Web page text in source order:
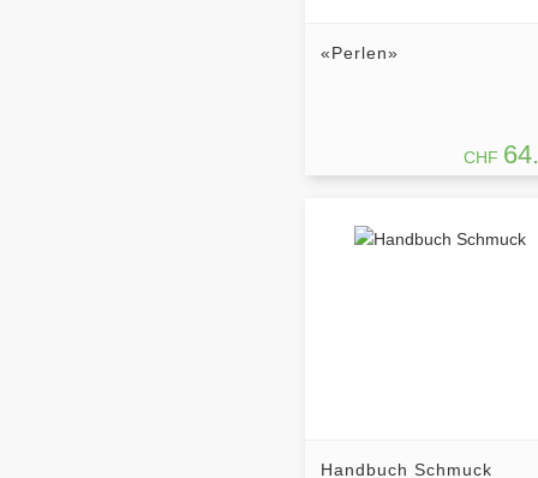
«Perlen»
CHF
Handbuch Schmuck